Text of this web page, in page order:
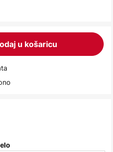
u košaricu